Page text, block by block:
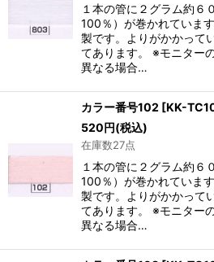
１本の管に２グラム約６
100％）が巻かれていま
製です。よりがかかって
てあります。 ※モニター
異なる場合…
カラー番号102 [KK-
520円(税込)
在庫数27点
１本の管に２グラム約６
100％）が巻かれていま
製です。よりがかかって
てあります。 ※モニター
異なる場合…